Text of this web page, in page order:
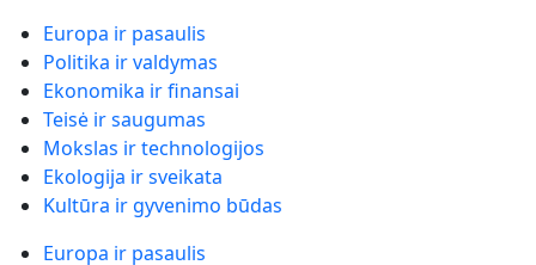
Europa ir pasaulis
Politika ir valdymas
Ekonomika ir finansai
Teisė ir saugumas
Mokslas ir technologijos
Ekologija ir sveikata
Kultūra ir gyvenimo būdas
Europa ir pasaulis